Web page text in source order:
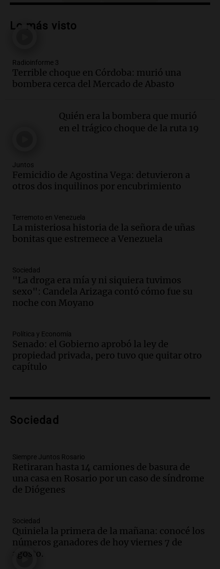
Audio.Los Tekis presentaron
carnaval el estudio de Cadena 3
Audio.La Expo La Bulaye 2026
comienza con sorpresas y grandes
premios para los visitantes
Córdoba: destituyeron a la
intendenta interina de Villa Santa Cruz
Episodios
Audio.Clases de tango y milonga en la
Confitería El Oriental: una propuesta
Noticias
Episodios
Audio.Más de la mitad de la población
de la UBA
El dato confiable
Episodios
Audio.Cientos de fieles celebran a San
Panorama Federal
Episodios
Audio. "Tiene que haber una
reglamentación": el reclamo del Kennel
Audio.
Panorama Federal
Episodios
Audio.México y Perú reanudan
relaciones diplomáticas tras nueve
Episodios
Audio. Kicillof critica represión en
marcha y otras noticias nacionales de
este miércoles
Lo más visto
Radioinforme 3
Terrible choque en Córdoba: murió una
bombera cerca del Mercado de Abasto
Quién era la bombera que murió
en el trágico choque de la ruta 19
Juntos
Femicidio de Agostina Vega: detuvieron a
otros dos inquilinos por encubrimiento
Terremoto en Venezuela
La misteriosa historia de la señora de uñas
bonitas que estremece a Venezuela
Sociedad
"La droga era mía y ni siquiera tuvimos
sexo": Candela Arizaga contó cómo fue su
noche con Moyano
Política y Economía
Senado: el Gobierno aprobó la ley de
propiedad privada, pero tuvo que quitar otro
capítulo
Sociedad
Siempre Juntos Rosario
Retiraran hasta 14 camiones de basura de
una casa en Rosario por un caso de síndrome
de Diógenes
Sociedad
Quiniela la primera de la mañana: conocé los
números ganadores de hoy viernes 7 de
agosto.